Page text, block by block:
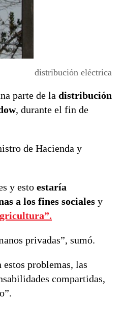
distribución eléctrica
parte de la distribución
, durante el fin de
de Hacienda y
y esto estaría
a los fines sociales y
privadas”, sumó.
problemas, las
compartidas,